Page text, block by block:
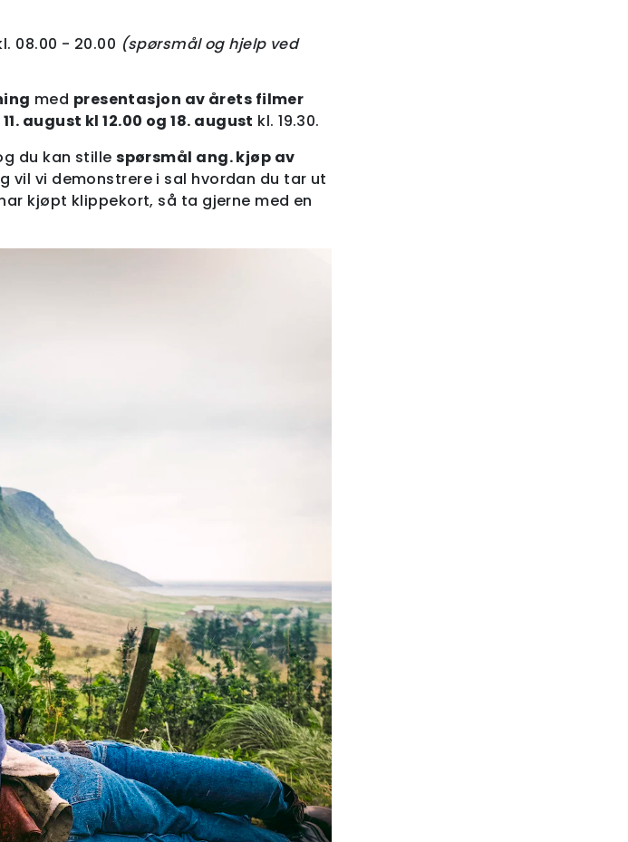
08.00 - 20.00 (spørsmål og hjelp ved
med presentasjon av årets filmer
august kl 12.00 og 18. august kl. 19.30.
du kan stillespørsmål ang. kjøp av
vil vi demonstrere i sal hvordan du tar ut
kjøpt klippekort, så ta gjerne med en